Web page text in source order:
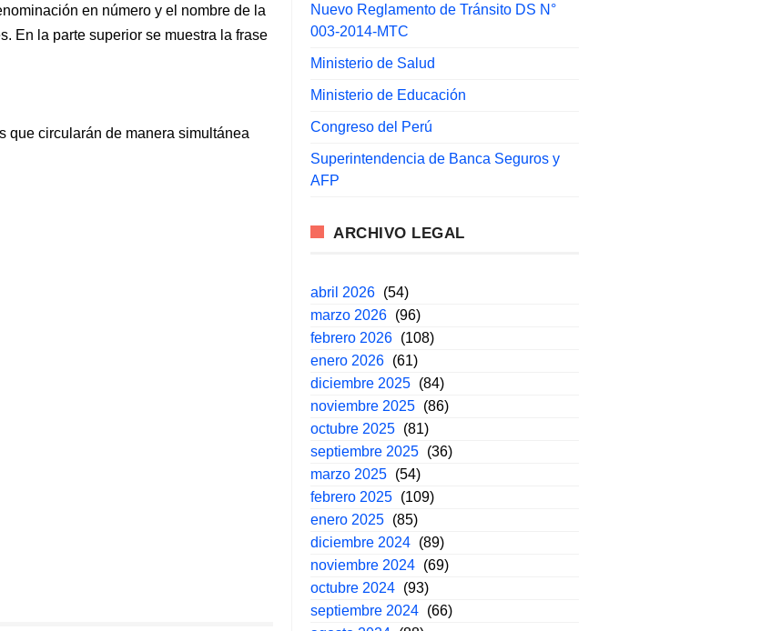
en número y el nombre de la
En la parte superior se muestra la frase
que circularán de manera simultánea
Nuevo Reglamento de Tránsito DS N°
003-2014-MTC
Ministerio de Salud
Ministerio de Educación
Congreso del Perú
Superintendencia de Banca Seguros y
AFP
ARCHIVO LEGAL
abril 2026 (54)
marzo 2026 (96)
febrero 2026 (108)
enero 2026 (61)
diciembre 2025 (84)
noviembre 2025 (86)
octubre 2025 (81)
septiembre 2025 (36)
marzo 2025 (54)
febrero 2025 (109)
enero 2025 (85)
diciembre 2024 (89)
noviembre 2024 (69)
octubre 2024 (93)
septiembre 2024 (66)